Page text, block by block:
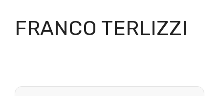
FRANCO TERLIZZI